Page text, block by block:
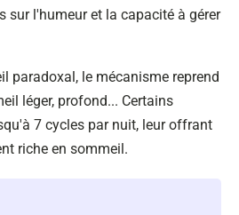
sur l'humeur et la capacité à gérer
paradoxal, le mécanisme reprend
léger, profond... Certains
7 cycles par nuit, leur offrant
riche en sommeil.